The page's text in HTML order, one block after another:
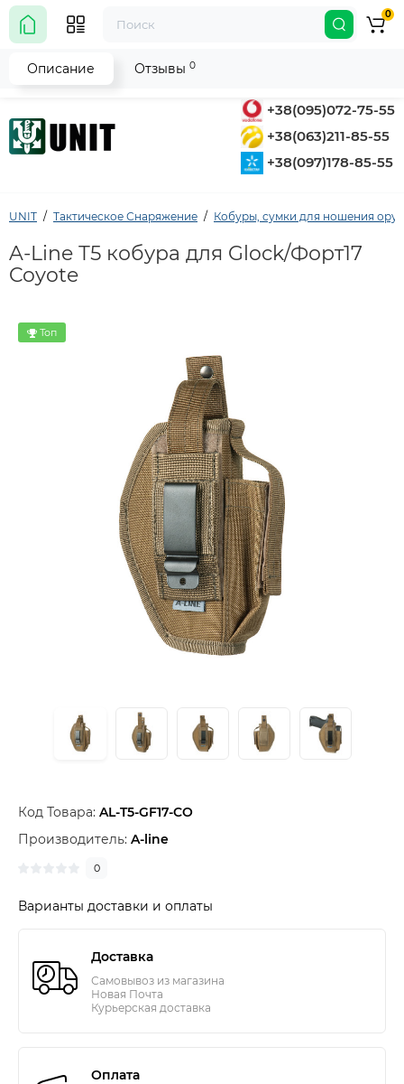
+38(095)072-75-55
+38(063)211-85-55
+38(097)178-85-55
0
UNIT Тактическое Снаряжение Кобуры, сумки для ношения
A-Line Т5 кобура для Glock/Форт17
Coyote
Топ
Код Товара: AL-T5-GF17-CO
Производитель: A-line
0
Варианты доставки и оплаты
Доставка
Самовывоз из магазина
Новая Почта
Курьерская доставка
Оплата
Описание Отзывы 0